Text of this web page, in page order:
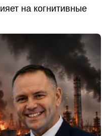
на когнитивные